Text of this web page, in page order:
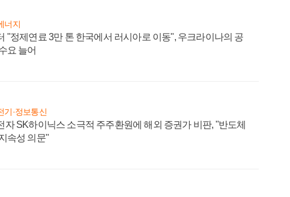
너지
"정제연료 3만 톤 한국에서 러시아로 이동", 우크라이나의 공
요 늘어
기·정보통신
자 SK하이닉스 소극적 주주환원에 해외 증권가 비판, "반도체
속성 의문"